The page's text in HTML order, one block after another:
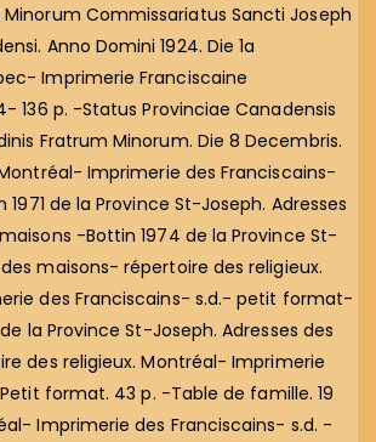
Commissariatus Sancti Joseph
Anno Domini 1924. Die 1a
Imprimerie Franciscaine
136 p. -Status Provinciae Canadensis
Fratrum Minorum. Die 8 Decembris.
Imprimerie des Franciscains-
1971 de la Province St-Joseph. Adresses
-Bottin 1974 de la Province St-
maisons- répertoire des religieux.
des Franciscains- s.d.- petit format-
la Province St-Joseph. Adresses des
des religieux. Montréal- Imprimerie
format. 43 p. -Table de famille. 19
Imprimerie des Franciscains- s.d. -